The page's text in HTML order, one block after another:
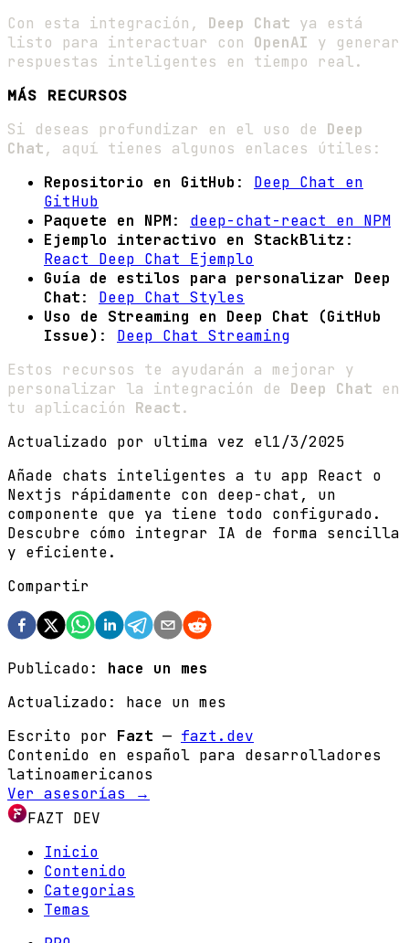
Con esta integración, Deep Chat ya está
listo para interactuar con OpenAI y generar
respuestas inteligentes en tiempo real.
MÁS RECURSOS
Si deseas profundizar en el uso de Deep
Chat, aquí tienes algunos enlaces útiles:
Repositorio en GitHub : Deep Chat en
GitHub
Paquete en NPM: deep-chat-react en NPM
Ejemplo interactivo en StackBlitz :
React Deep Chat Ejemplo
Guía de estilos para personalizar Deep
Chat: Deep Chat Styles
Uso de Streaming en Deep Chat (GitHub
Issue) : Deep Chat Streaming
Estos recursos te ayudarán a mejorar y
personalizar la integración de Deep Chat en
tu aplicación React.
Actualizado por ultima vez el1/3/2025
Añade chats inteligentes a tu app React o
Nextjs rápidamente con deep-chat, un
componente que ya tiene todo configurado.
Descubre cómo integrar IA de forma sencilla
y eficiente.
Compartir
Publicado:
hace un mes
Actualizado: hace un mes
Escrito por Fazt — fazt.dev
Contenido en español para desarrolladores
latinoamericanos
Ver asesorías →
FAZT DEV
Inicio
Contenido
Categorias
Temas